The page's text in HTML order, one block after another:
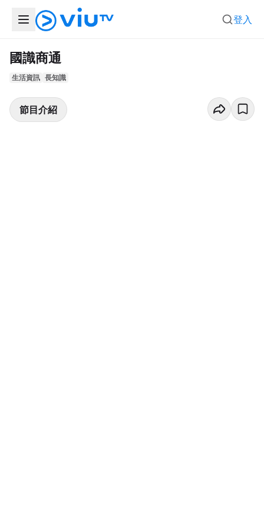
登入
國識商通
生活資訊 長知識
節目介紹